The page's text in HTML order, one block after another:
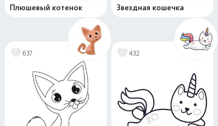
Плюшевый котенок Звездная кошечка
637 432